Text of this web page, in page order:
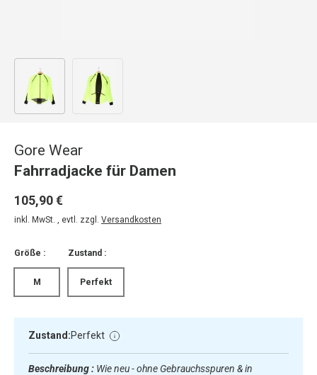
Bild 1 in Galerieansicht laden
Gore Wear
Fahrradjacke für Damen
105,90 €
inkl. MwSt. , evtl. zzgl. Versandkosten
Größe :
M
Zustand :
Perfekt
Zustand:Perfekt
Beschreibung : Wie neu - ohne Gebrauchsspuren & in